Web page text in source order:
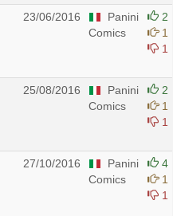
23/06/2016
Panini
Comics
2
1
1
25/08/2016
Panini
Comics
2
1
1
27/10/2016
Panini
Comics
4
1
1